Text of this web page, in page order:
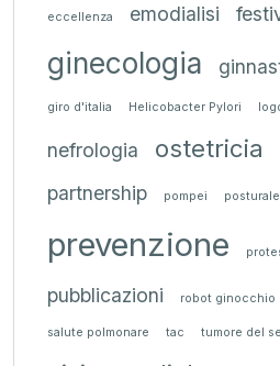
eccellenza emodialisi
ginecologia
giro d'italia Helicobacter Pylori
nefrologia ostetricia
partnership
pompei posturale
prevenzione
pubblicazioni robot ginocchio
salute polmonare tac tumore del